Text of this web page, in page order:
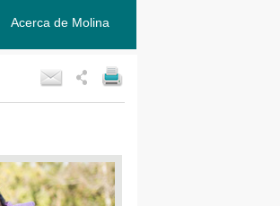
Acerca de Molina